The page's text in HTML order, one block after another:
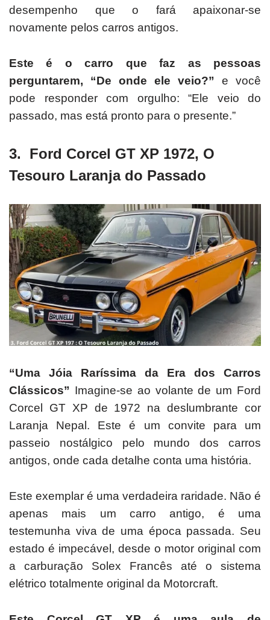
desempenho que o fará apaixonar-se
novamente pelos carros antigos.
Este é o carro que faz as pessoas
perguntarem, “De onde ele veio?” e você
pode responder com orgulho: “Ele veio do
passado, mas está pronto para o presente.”
3. Ford Corcel GT XP 1972, O
Tesouro Laranja do Passado
“Uma Jóia Raríssima da Era dos Carros
Clássicos” Imagine-se ao volante de um Ford
Corcel GT XP de 1972 na deslumbrante cor
Laranja Nepal. Este é um convite para um
passeio nostálgico pelo mundo dos carros
antigos, onde cada detalhe conta uma história.
Este exemplar é uma verdadeira raridade. Não é
apenas mais um carro antigo, é uma
testemunha viva de uma época passada. Seu
estado é impecável, desde o motor original com
a carburação Solex Francês até o sistema
elétrico totalmente original da Motorcraft.